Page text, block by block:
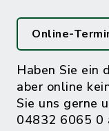
Online-
Haben Sie ein
aber online
Sie uns gerne
04832 6065 0